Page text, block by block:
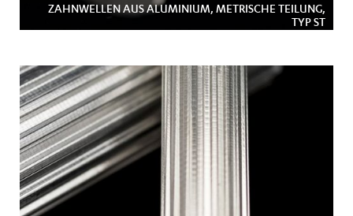
ZAHNWELLEN AUS ALUMINIUM, METRISCHE TEILUNG,
TYP ST